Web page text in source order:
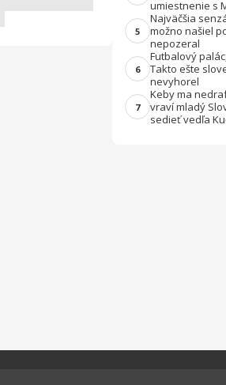
umiestnenie s
5
Najväčšia
možno našiel
nepozeral
6
Futbalový
Takto ešte
nevyhorel
7
Keby ma
vraví mladý
sedieť vedľa